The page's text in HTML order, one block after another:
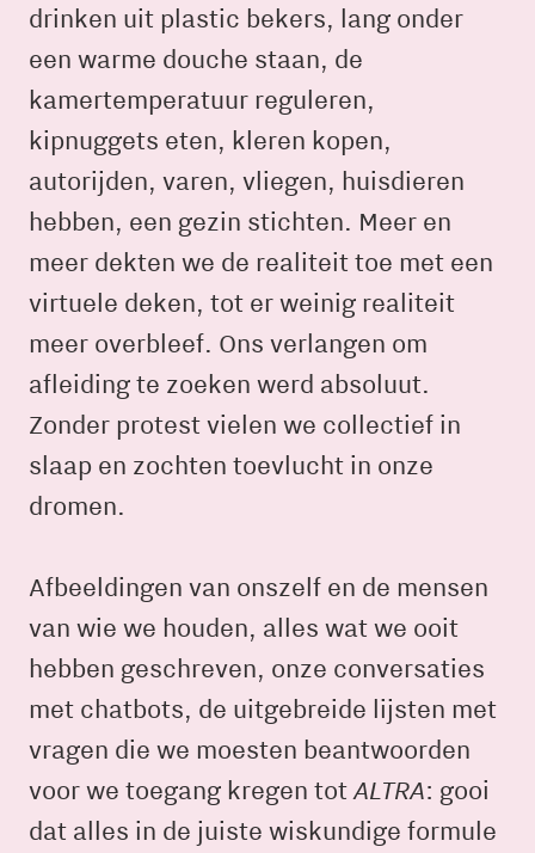
drinken uit plastic bekers, lang onder
een warme douche staan, de
kamertemperatuur reguleren,
kipnuggets eten, kleren kopen,
autorijden, varen, vliegen, huisdieren
hebben, een gezin stichten. Meer en
meer dekten we de realiteit toe met een
virtuele deken, tot er weinig realiteit
meer overbleef. Ons verlangen om
afleiding te zoeken werd absoluut.
Zonder protest vielen we collectief in
slaap en zochten toevlucht in onze
dromen.
Afbeeldingen van onszelf en de mensen
van wie we houden, alles wat we ooit
hebben geschreven, onze conversaties
met chatbots, de uitgebreide lijsten met
vragen die we moesten beantwoorden
voor we toegang kregen totALTRA: gooi
dat alles in de juiste wiskundige formule